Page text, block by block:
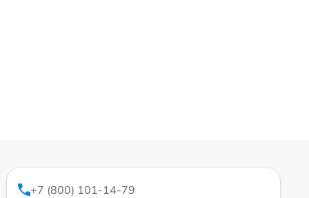
+7 (800) 101-14-79